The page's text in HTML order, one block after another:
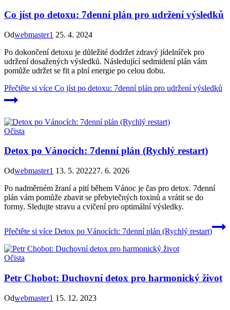
Co jíst po detoxu: 7denní plán pro udržení výsledků
Odwebmaster1 25. 4. 2024
Po dokončení detoxu je důležité dodržet zdravý jídelníček pro
udržení dosažených výsledků. Následující sedmidení plán vám
pomůže udržet se fit a plní energie po celou dobu.
Přečtěte si více Co jíst po detoxu: 7denní plán pro udržení výsledků
Očista
Detox po Vánocích: 7denní plán (Rychlý restart)
Odwebmaster1 13. 5. 202227. 6. 2026
Po nadměrném žraní a pití během Vánoc je čas pro detox. 7denní
plán vám pomůže zbavit se přebytečných toxinů a vrátit se do
formy. Sledujte stravu a cvičení pro optimální výsledky.
Přečtěte si více Detox po Vánocích: 7denní plán (Rychlý restart)
Očista
Petr Chobot: Duchovní detox pro harmonický život
Odwebmaster1 15. 12. 2023